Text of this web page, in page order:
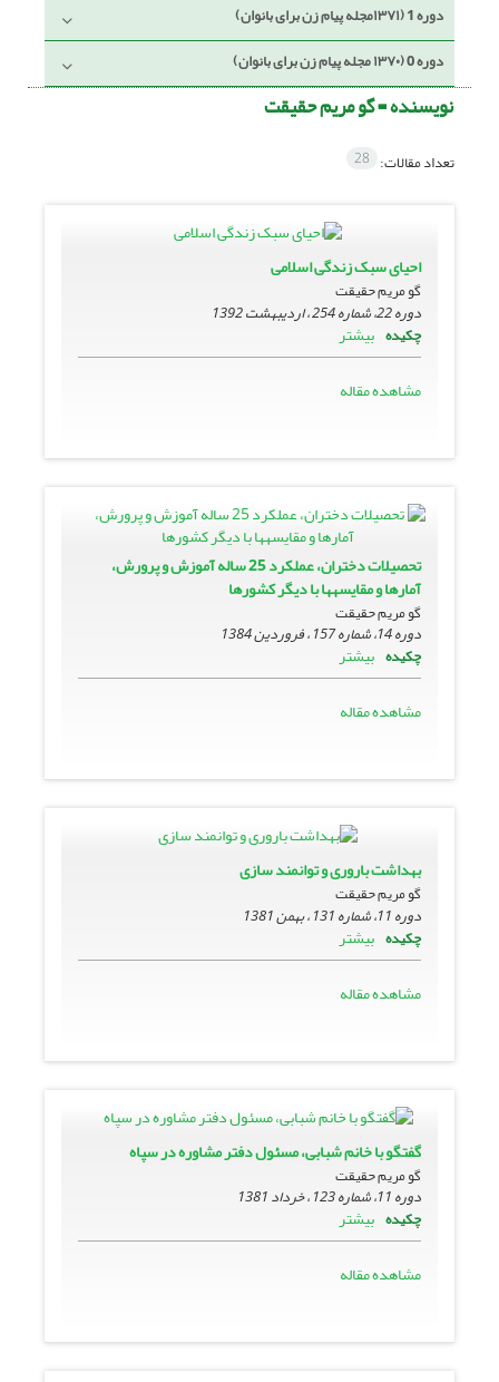
دوره 1 (۱۳۷۱مجله پیام زن برای بانوان)
دوره 0 (۱۳۷۰ مجله پیام زن برای بانوان)
نویسنده =گو مریم حقیقت
تعداد مقالات: 28
احیای سبک زندگی اسلامی
گو مریم حقیقت
دوره 22، شماره 254 ، اردیبهشت 1392
چکیده بیشتر
مشاهده مقاله
تحصیلات دختران، عملکرد 25 ساله آموزش و پرورش،
آمارها و مقایسه‏ها با دیگر کشورها
گو مریم حقیقت
دوره 14، شماره 157 ، فروردین 1384
چکیده بیشتر
مشاهده مقاله
بهداشت بارورى و توانمند سازى
گو مریم حقیقت
دوره 11، شماره 131 ، بهمن 1381
چکیده بیشتر
مشاهده مقاله
گفتگو با خانم شبابی، مسئول دفتر مشاوره در سپاه
گو مریم حقیقت
دوره 11، شماره 123 ، خرداد 1381
چکیده بیشتر
مشاهده مقاله